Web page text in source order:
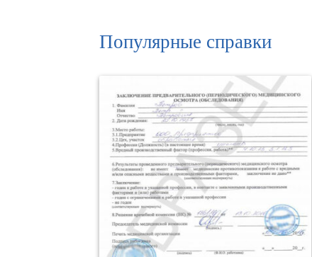
Популярные справки